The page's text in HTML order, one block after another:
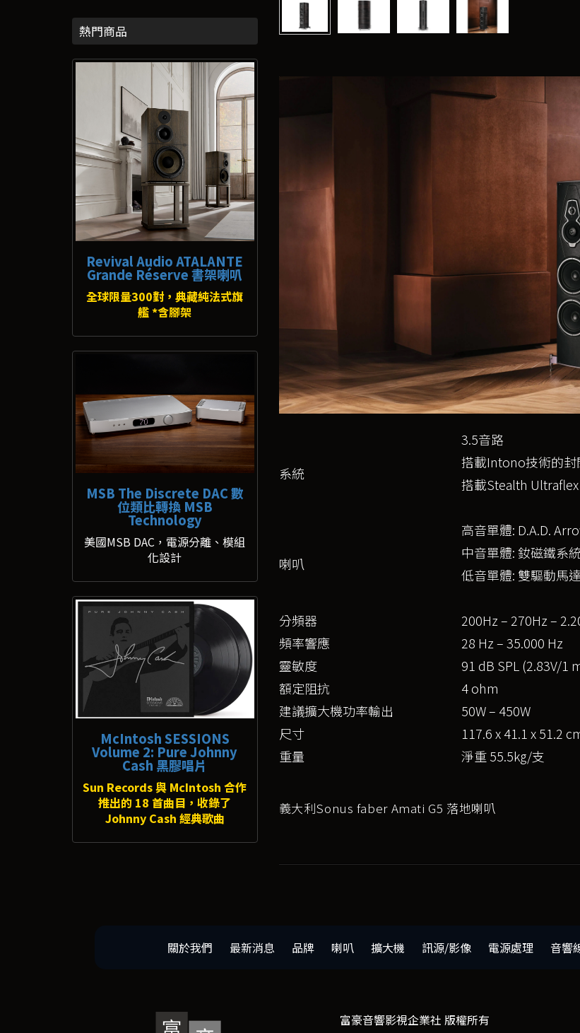
熱門商品
Revival Audio ATALANTE
Grande Réserve 書架喇叭
全球限量300對，典藏純法式旗
艦 *含腳架
MSB The Discrete DAC 數
位類比轉換 MSB
Technology
美國MSB DAC，電源分離、模組
化設計
McIntosh SESSIONS
Volume 2: Pure Johnny
Cash 黑膠唱片
Sun Records 與 McIntosh 合作
推出的 18 首曲目，收錄了
Johnny Cash 經典歌曲
系統
3.5音路
搭載Intono技術的封
搭載Stealth
喇叭
高音單體: D.A.D.
中音單體: 釹磁鐵系
低音單體: 雙驅動馬
分頻器
200Hz – 270Hz –
頻率響應
28 Hz – 35.000 Hz
靈敏度
91 dB SPL (2.83V/1
額定阻抗
4 ohm
建議擴大機功率輸出
50W – 450W
尺寸
117.6 x 41.1 x 51.2
重量
淨重 55.5kg/支
義大利Sonus faber Amati G5 落地喇叭
關於我們 最新消息 品牌 喇叭 擴大機 訊源/影像 電源處理 音響
富豪音響影視企業社 版權所有